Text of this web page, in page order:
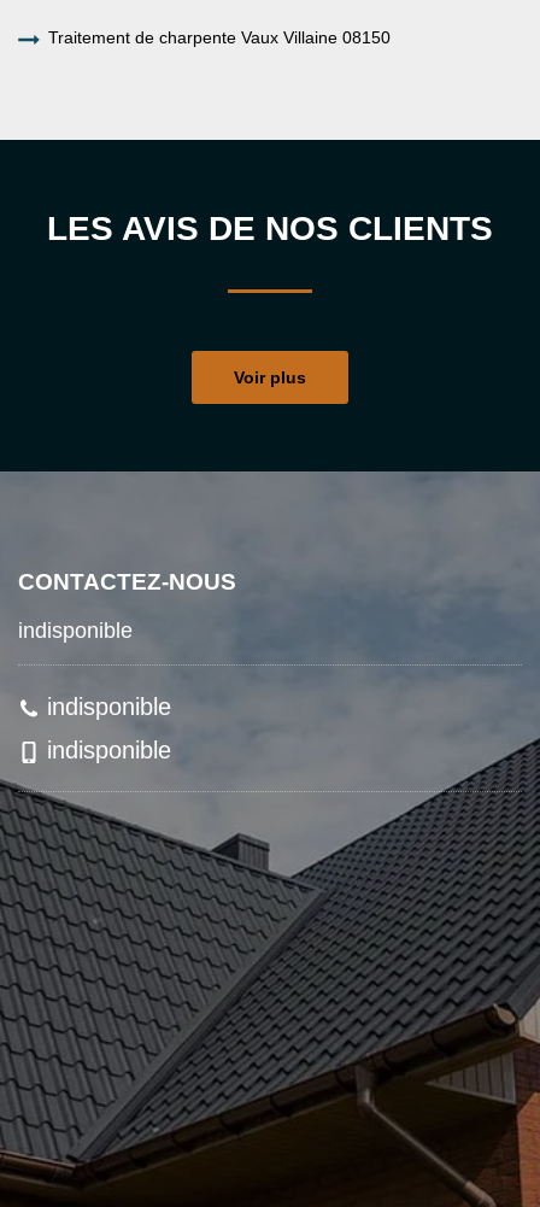
Traitement de charpente Vaux Villaine 08150
LES AVIS DE NOS CLIENTS
Voir plus
CONTACTEZ-NOUS
indisponible
indisponible
indisponible